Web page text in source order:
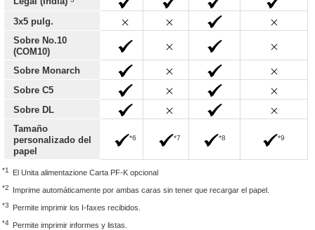
3x5 pulg.
Sobre No.10
(COM10)
Sobre Monarch
Sobre C5
Sobre DL
Tamaño
personalizado del
papel
*6 *7 *8 *9
*1 El Unita alimentazione Carta PF-K opcional
*2 Imprime automáticamente por ambas caras sin tener que recargar el papel.
*3 Permite imprimir los I-faxes recibidos.
*4 Permite imprimir informes y listas.